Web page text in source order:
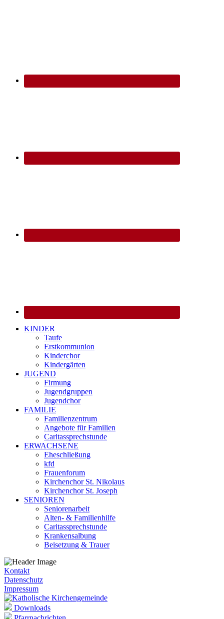
KINDER
Taufe
Erstkommunion
Kinderchor
Kindergärten
JUGEND
Firmung
Jugendgruppen
Jugendchor
FAMILIE
Familienzentrum
Angebote für Familien
Caritassprechstunde
ERWACHSENE
Eheschließung
kfd
Frauenforum
Kirchenchor St. Nikolaus
Kirchenchor St. Joseph
SENIOREN
Seniorenarbeit
Alten- & Familienhilfe
Caritassprechstunde
Krankensalbung
Beisetzung & Trauer
Kontakt
Datenschutz
Impressum
Downloads